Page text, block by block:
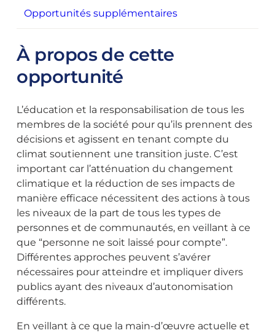
Opportunités supplémentaires
À propos de cette
opportunité
L’éducation et la responsabilisation de tous les
membres de la société pour qu’ils prennent des
décisions et agissent en tenant compte du
climat soutiennent une transition juste. C’est
important car l’atténuation du changement
climatique et la réduction de ses impacts de
manière efficace nécessitent des actions à tous
les niveaux de la part de tous les types de
personnes et de communautés, en veillant à ce
que “personne ne soit laissé pour compte”.
Différentes approches peuvent s’avérer
nécessaires pour atteindre et impliquer divers
publics ayant des niveaux d’autonomisation
différents.
En veillant à ce que la main-d’œuvre actuelle et